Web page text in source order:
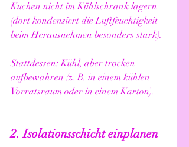
Kuchen nicht im Kühlschrank lagern
(dort kondensiert die Luftfeuchtigkeit
beim Herausnehmen besonders stark).
Stattdessen: Kühl, aber trocken
aufbewahren (z. B. in einem kühlen
Vorratsraum oder in einem Karton).
2. Isolationsschicht einplanen